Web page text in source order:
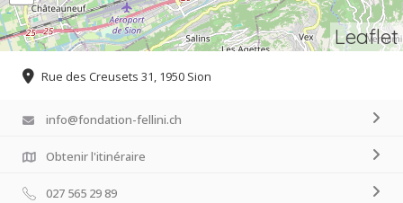
Leaflet
Rue des Creusets 31, 1950 Sion
info@fondation-fellini.ch
Obtenir l'itinéraire
027 565 29 89